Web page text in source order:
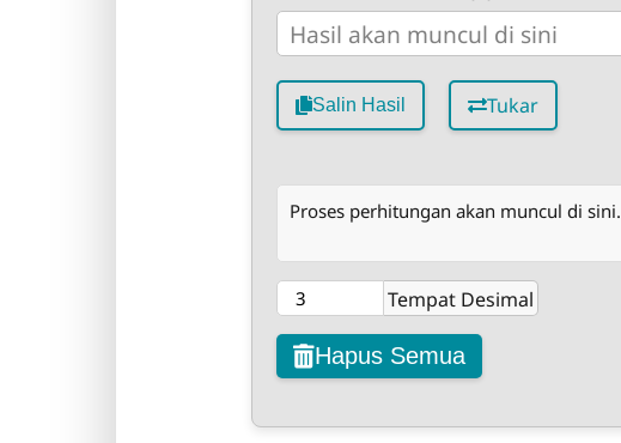
Salin Hasil Tukar
Proses perhitungan akan muncul di sini.
Tempat Desimal
Hapus Semua